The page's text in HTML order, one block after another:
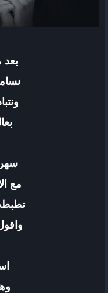
بعد
مع